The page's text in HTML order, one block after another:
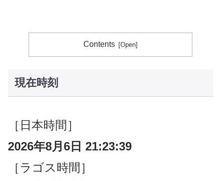
Contents
現在時刻
［日本時間］
2026年8月6日 21:23:40
［ラゴス時間］